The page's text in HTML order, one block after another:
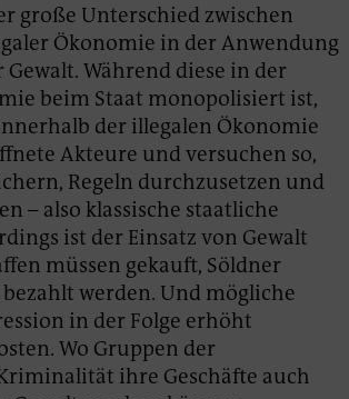
große Unterschied zwischen
Ökonomie in der Anwendung
Während diese in der
beim Staat monopolisiert ist,
der illegalen Ökonomie
Akteure und versuchen so,
Regeln durchzusetzen und
– also klassische staatliche
ist der Einsatz von Gewalt
müssen gekauft, Söldner
werden. Und mögliche
in der Folge erhöht
Wo Gruppen der
ihre Geschäfte auch